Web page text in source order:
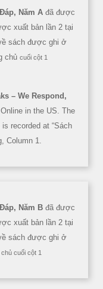
Năm A đã được
xuất bản lần 2 tại
sách được ghi ở
chủ cuối cột 1
– We Respond,
in the US. The
recorded at “Sách
Column 1.
Năm B đã được
xuất bản lần 2 tại
sách được ghi ở
cuối cột 1